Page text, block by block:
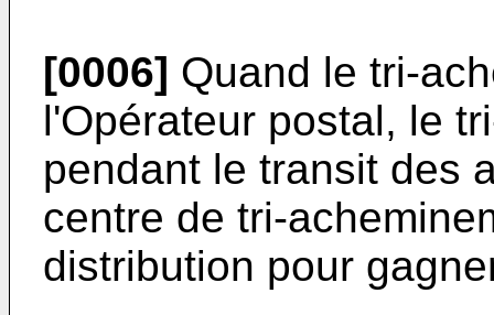
[0006] Quand le tri-
l'Opérateur postal, le
pendant le transit des
centre de tri-
distribution pour